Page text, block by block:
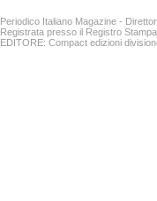
Periodico Italiano Magazine -
Registrata presso il Registro
EDITORE: Compact edizioni